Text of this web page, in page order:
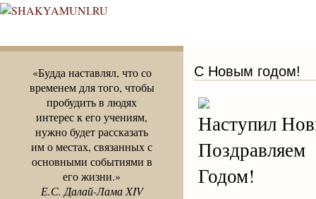
«Будда наставлял, что со
временем для того, чтобы
пробудить в людях
интерес к его учениям,
нужно будет рассказать
им о местах, связанных с
основными событиями в
его жизни.»
Е.С. Далай-Лама XIV
С Новым годом!
Наступил
Годом!